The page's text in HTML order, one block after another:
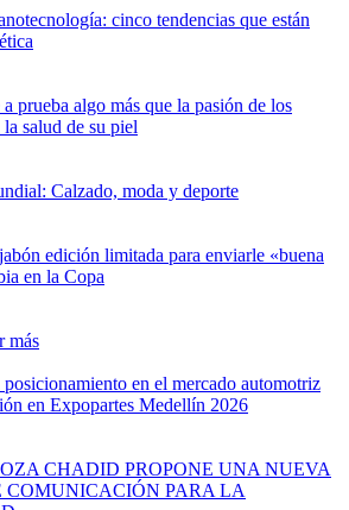
cinco tendencias que están
prueba algo más que la pasión de los
salud de su piel
Calzado, moda y deporte
edición limitada para enviarle «buena
en la Copa
más
en el mercado automotriz
en Expopartes Medellín 2026
CHADID PROPONE UNA NUEVA
COMUNICACIÓN PARA LA